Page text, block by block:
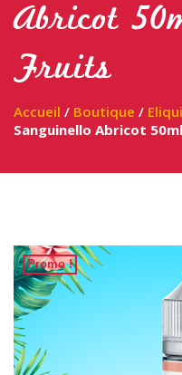
Abricot
Fruits
Accueil / Boutique /
Sanguinello Abricot
Promo !